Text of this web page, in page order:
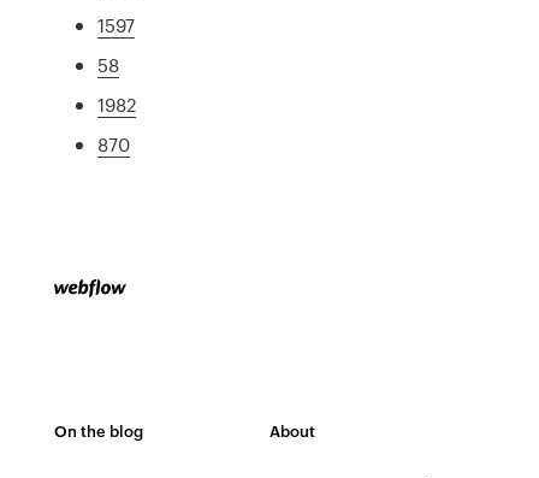
1597
58
1982
870
On the blog About